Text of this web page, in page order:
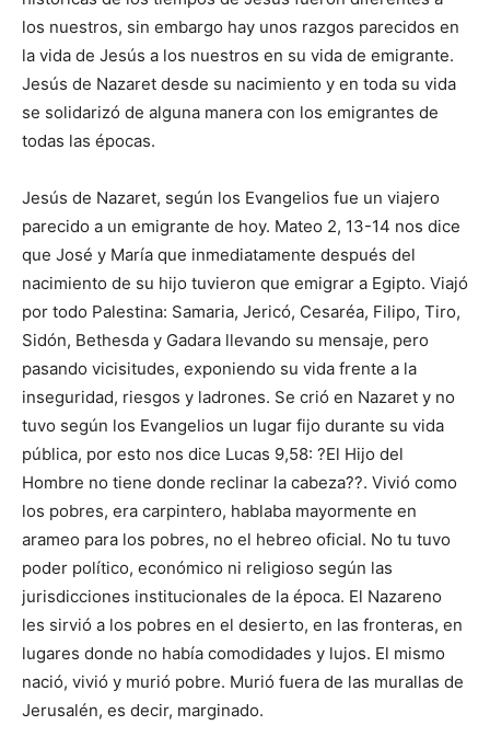
los nuestros, sin embargo hay unos razgos parecidos en
la vida de Jesús a los nuestros en su vida de emigrante.
Jesús de Nazaret desde su nacimiento y en toda su vida
se solidarizó de alguna manera con los emigrantes de
todas las épocas.
Jesús de Nazaret, según los Evangelios fue un viajero
parecido a un emigrante de hoy. Mateo 2, 13-14 nos dice
que José y María que inmediatamente después del
nacimiento de su hijo tuvieron que emigrar a Egipto. Viajó
por todo Palestina: Samaria, Jericó, Cesaréa, Filipo, Tiro,
Sidón, Bethesda y Gadara llevando su mensaje, pero
pasando vicisitudes, exponiendo su vida frente a la
inseguridad, riesgos y ladrones. Se crió en Nazaret y no
tuvo según los Evangelios un lugar fijo durante su vida
pública, por esto nos dice Lucas 9,58: ?El Hijo del
Hombre no tiene donde reclinar la cabeza??. Vivió como
los pobres, era carpintero, hablaba mayormente en
arameo para los pobres, no el hebreo oficial. No tu tuvo
poder político, económico ni religioso según las
jurisdicciones institucionales de la época. El Nazareno
les sirvió a los pobres en el desierto, en las fronteras, en
lugares donde no había comodidades y lujos. El mismo
nació, vivió y murió pobre. Murió fuera de las murallas de
Jerusalén, es decir, marginado.